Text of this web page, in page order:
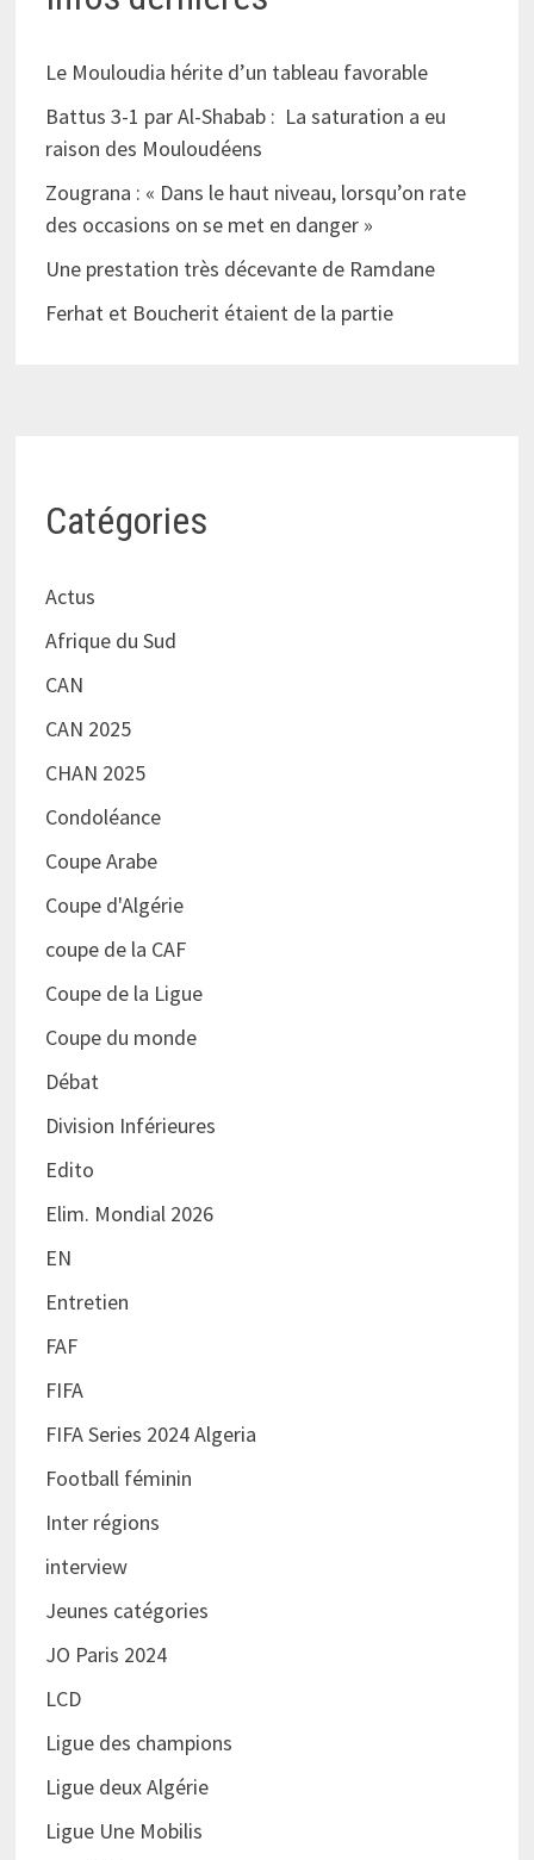
Le Mouloudia hérite d’un tableau favorable
Battus 3-1 par Al-Shabab : La saturation a eu
raison des Mouloudéens
Zougrana : « Dans le haut niveau, lorsqu’on rate
des occasions on se met en danger »
Une prestation très décevante de Ramdane
Ferhat et Boucherit étaient de la partie
Catégories
Actus
Afrique du Sud
CAN
CAN 2025
CHAN 2025
Condoléance
Coupe Arabe
Coupe d'Algérie
coupe de la CAF
Coupe de la Ligue
Coupe du monde
Débat
Division Inférieures
Edito
Elim. Mondial 2026
EN
Entretien
FAF
FIFA
FIFA Series 2024 Algeria
Football féminin
Inter régions
interview
Jeunes catégories
JO Paris 2024
LCD
Ligue des champions
Ligue deux Algérie
Ligue Une Mobilis